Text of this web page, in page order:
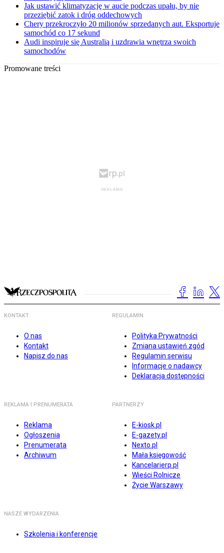
Jak ustawić klimatyzację w aucie podczas upału, by nie
przeziębić zatok i dróg oddechowych
Chery przekroczyło 20 milionów sprzedanych aut. Eksportuje
samochód co 17 sekund
Audi inspiruje się Australią i uzdrawia wnętrza swoich
samochodów
Promowane treści
KONTAKT
O nas
Kontakt
Napisz do nas
REGULAMIN
Polityka Prywatności
Zmiana ustawień zgód
Regulamin serwisu
Informacje o nadawcy
Deklaracja dostępności
REKLAMA I PRENUMERATA
Reklama
Ogłoszenia
Prenumerata
Archiwum
PARTNERZY
E-kiosk.pl
E-gazety.pl
Nexto.pl
Mała księgowość
Kancelarierp.pl
Wieści Rolnicze
Życie Warszawy
NASZE WYDARZENIA
Szkolenia i konferencje